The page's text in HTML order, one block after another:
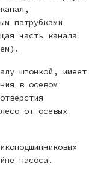
патрубками
часть канала
шпонкой, имеет
в осевом
от осевых
насоса.